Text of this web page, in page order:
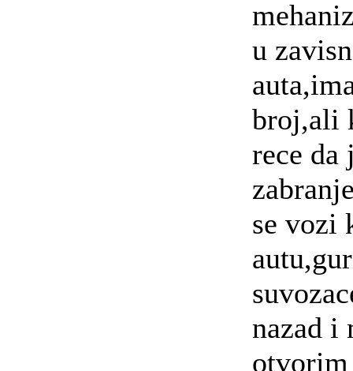
u
broj,ali
rece da
se vozi
nazad i